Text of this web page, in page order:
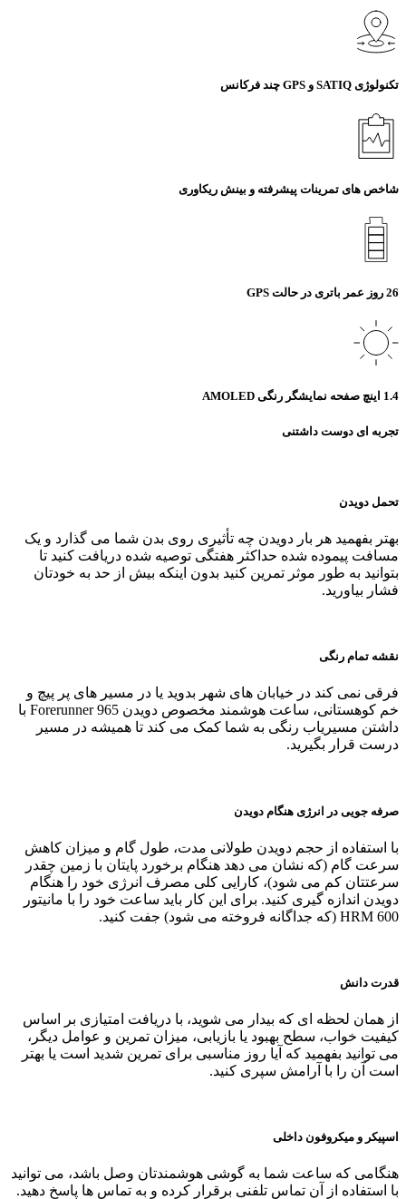
تکنولوژی SATIQ و GPS چند فرکانس
شاخص های تمرینات پیشرفته و بینش ریکاوری
26 روز عمر باتری در حالت GPS
1.4 اینچ صفحه نمایشگر رنگی AMOLED
تجربه ای دوست داشتنی
تحمل دویدن
بهتر بفهمید هر بار دویدن چه تأثیری روی بدن شما می‌ گذارد و یک
مسافت پیموده شده حداکثر هفتگی توصیه شده دریافت کنید تا
بتوانید به طور موثر تمرین کنید بدون اینکه بیش از حد به خودتان
فشار بیاورید.
نقشه تمام رنگی
فرقی نمی‌ کند در خیابان‌ های شهر بدوید یا در مسیر های پر پیچ و
خم کوهستانی، ساعت هوشمند مخصوص دویدن Forerunner 965 با
داشتن مسیریاب رنگی به شما کمک می‌ کند تا همیشه در مسیر
درست قرار بگیرید.
صرفه جویی در انرژی هنگام دویدن
با استفاده از حجم دویدن طولانی‌ مدت، طول گام و میزان کاهش
سرعت گام (که نشان می‌ دهد هنگام برخورد پایتان با زمین چقدر
سرعتتان کم می‌ شود)، کارایی کلی مصرف انرژی خود را هنگام
دویدن اندازه‌ گیری کنید. برای این کار باید ساعت خود را با مانیتور
HRM 600 (که جداگانه فروخته می‌ شود) جفت کنید.
قدرت دانش
از همان لحظه ای که بیدار می شوید، با دریافت امتیازی بر اساس
کیفیت خواب، سطح بهبود یا بازیابی، میزان تمرین و عوامل دیگر،
می توانید بفهمید که آیا روز مناسبی برای تمرین شدید است یا بهتر
است آن را با آرامش سپری کنید.
اسپیکر و میکروفون داخلی
هنگامی که ساعت شما به گوشی هوشمندتان وصل باشد، می‌ توانید
با استفاده از آن تماس تلفنی برقرار کرده و به تماس‌ ها پاسخ دهید.